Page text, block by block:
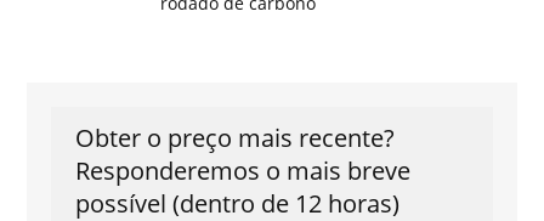
Obter o preço mais recente?
Responderemos o mais breve
possível (dentro de 12 horas)